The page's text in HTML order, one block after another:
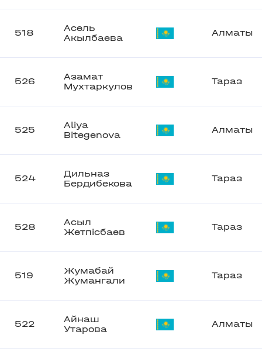
518
Асель
Акылбаева
Алматы
526
Азамат
Мухтаркулов
Тараз
525
Aliya
Bitegenova
Алматы
524
Дильназ
Бердибекова
Тараз
528
Асыл
Жетпісбаев
Тараз
519
Жумабай
Жумангали
Тараз
522
Айнаш
Утарова
Алматы